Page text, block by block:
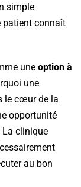
simple
patient connaît
une option à
une
le cœur de la
opportunité
La clinique
au bon